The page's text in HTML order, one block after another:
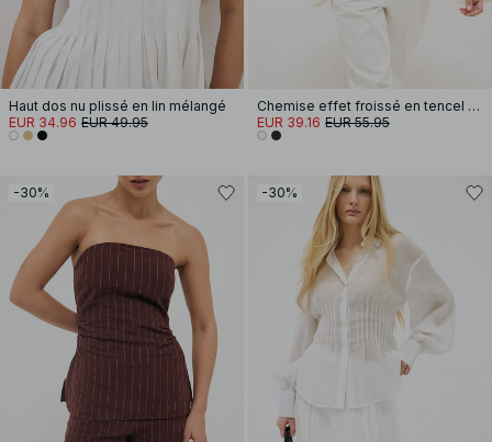
Haut dos nu plissé en lin mélangé
EUR 34.96 EUR 49.95
Chemise effet froissé en tencel mélangé
EUR 39.16 EUR 55.95
-30% -30%